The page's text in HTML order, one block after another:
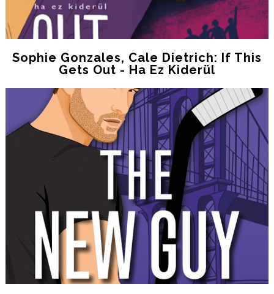
Sophie Gonzales, Cale Dietrich: If ​This
Gets Out - Ha Ez Kiderül